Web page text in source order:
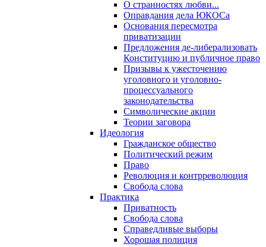
О странностях любви...
Оправдания дела ЮКОСа
Основания пересмотра
приватизации
Предложения де-либерализовать
Конституцию и публичное право
Призывы к ужесточению
уголовного и уголовно-
процессуального
законодательства
Символические акции
Теории заговора
Идеология
Гражданское общество
Политический режим
Право
Революция и контрреволюция
Свобода слова
Практика
Приватность
Свобода слова
Справедливые выборы
Хорошая полиция